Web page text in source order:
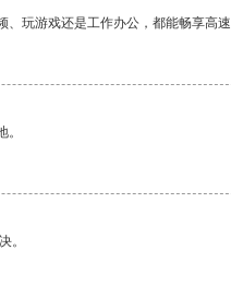
玩游戏还是工作办公，都能畅享高
。